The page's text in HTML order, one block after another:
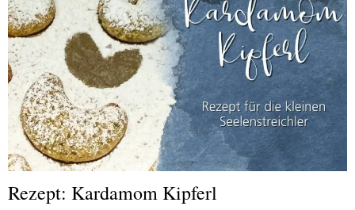
Rezept: Kardamom Kipferl